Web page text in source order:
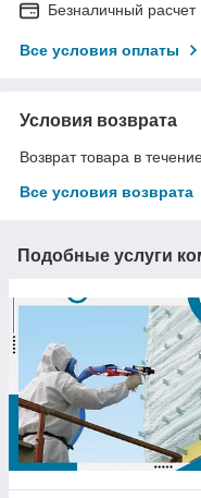
Безналичный расчет
Все условия оплаты
Условия возврата
Возврат товара в
Все условия возврата
Подобные услуги